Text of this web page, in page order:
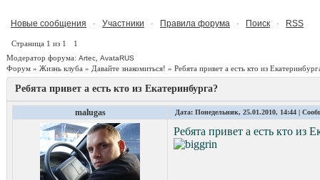
Новые сообщения · Участники · Правила форума · Поиск · RSS
Страница 1 из 1
1
Модератор форума: Artec AvataRUS
Форум » Жизнь клуба » Давайте знакомиться! » Ребята привет а есть кто из
Ребята привет а есть кто из Екатеринбурга?
malugas Дата: Понедельник, 25.01.2010, 14:44 |
Ребята привет а есть кто из